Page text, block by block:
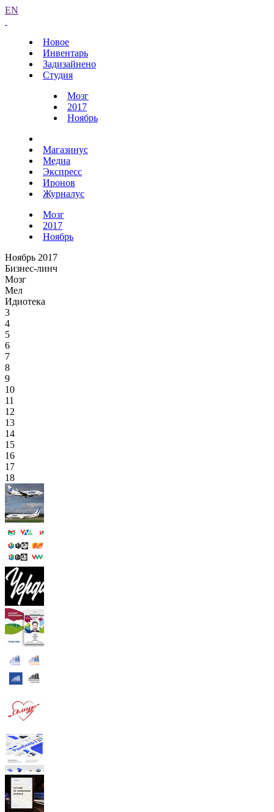
EN
Новое
Инвентарь
Задизайнено
Студия
Мозг
2017
Ноябрь
Магазинус
Медиа
Экспресс
Иронов
Журналус
Мозг
2017
Ноябрь
Ноябрь 2017
Бизнес-линч
Мозг
Мел
Идиотека
3
4
5
6
7
8
9
10
11
12
13
14
15
16
17
18